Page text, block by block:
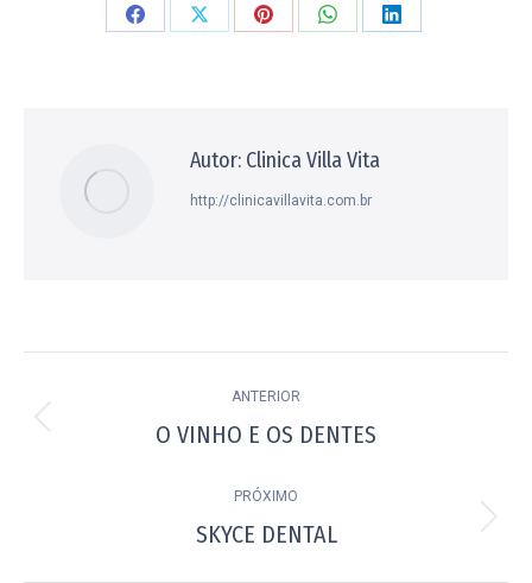
CompartilharCompartilharCompartilharCompartilharCompartilhar
Autor: Clinica Villa Vita
http://clinicavillavita.com.br
de
ANTERIOR
Post
O VINHO E OS DENTES
PRÓXIMO
Próximo
SKYCE DENTAL